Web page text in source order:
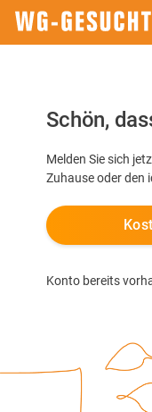
Schön,
Melden Sie sich
Zuhause oder den
Konto bereits